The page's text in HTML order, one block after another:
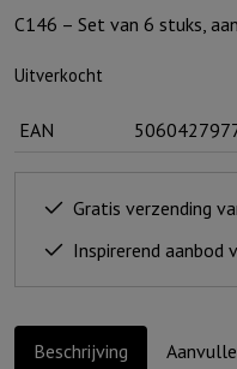
C146 – Set van 6 stuks,
Uitverkocht
EAN
Gratis verzending
Inspirerend
Beschrijving